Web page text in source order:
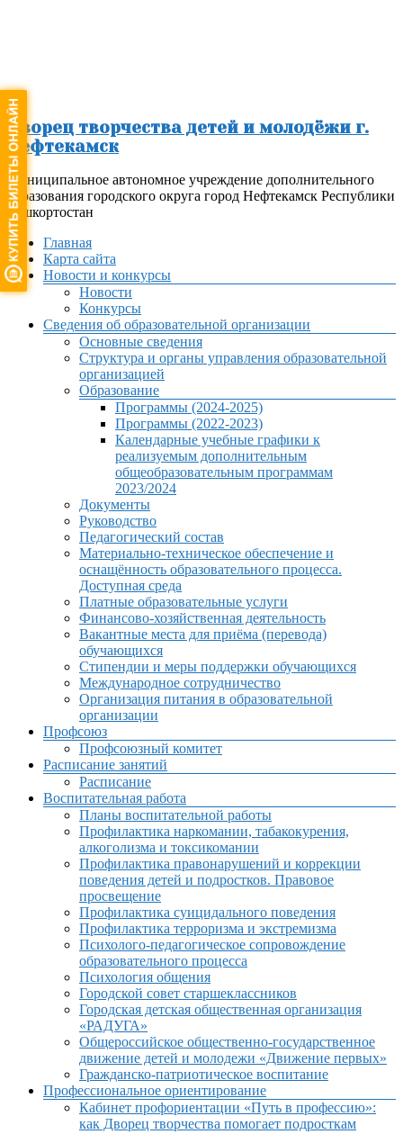
Дворец творчества детей и молодёжи г.
Нефтекамск
Муниципальное автономное учреждение дополнительного
образования городского округа город Нефтекамск Республики
Башкортостан
МенюГлавная
Карта сайта
Новости и конкурсы
Новости
Конкурсы
Сведения об образовательной организации
Основные сведения
Структура и органы управления образовательной
организацией
Образование
Программы (2024-2025)
Программы (2022-2023)
Календарные учебные графики к
реализуемым дополнительным
общеобразовательным программам
2023/2024
Документы
Руководство
Педагогический состав
Материально-техническое обеспечение и
оснащённость образовательного процесса.
Доступная среда
Платные образовательные услуги
Финансово-хозяйственная деятельность
Вакантные места для приёма (перевода)
обучающихся
Стипендии и меры поддержки обучающихся
Международное сотрудничество
Организация питания в образовательной
организации
Профсоюз
Профсоюзный комитет
Расписание занятий
Расписание
Воспитательная работа
Планы воспитательной работы
Профилактика наркомании, табакокурения,
алкоголизма и токсикомании
Профилактика правонарушений и коррекции
поведения детей и подростков. Правовое
просвещение
Профилактика суицидального поведения
Профилактика терроризма и экстремизма
Психолого-педагогическое сопровождение
образовательного процесса
Психология общения
Городской совет старшеклассников
Городская детская общественная организация
«РАДУГА»
Общероссийское общественно-государственное
движение детей и молодежи «Движение первых»
Гражданско-патриотическое воспитание
Профессиональное ориентирование
Кабинет профориентации «Путь в профессию»:
как Дворец творчества помогает подросткам